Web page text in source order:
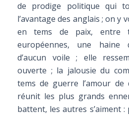
de prodige politique qui
l’avantage des anglais ; on y
en tems de paix, entre
européennes, une haine
d’aucun voile ; elle
ouverte ; la jalousie du
tems de guerre l’amour de
réunit les plus grands
battent, les autres s’aiment